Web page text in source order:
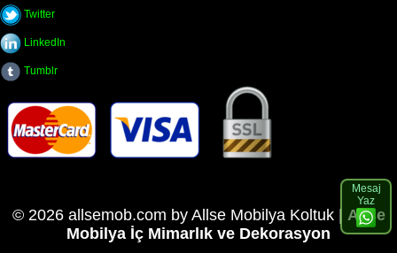
Twitter
LinkedIn
Tumblr
© 2026 allsemob.com by Allse Mobilya Koltuk | Allse
Mobilya İç Mimarlık ve Dekorasyon
Mesaj
Yaz